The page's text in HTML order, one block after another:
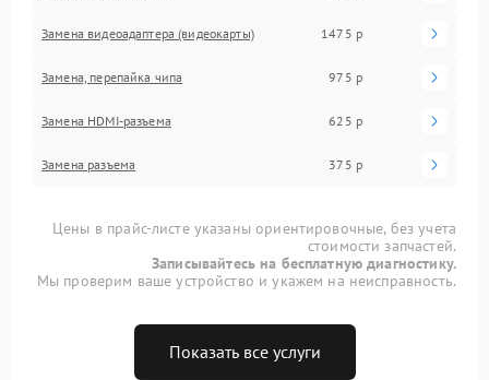
Замена видеоадаптера (видеокарты) 1475 р
Замена, перепайка чипа 975 р
Замена HDMI-разъема 625 р
Замена разъема 375 р
Цены в прайс-листе указаны ориентировочные, без учета
стоимости запчастей.
Записывайтесь на бесплатную диагностику.
Мы проверим ваше устройство и укажем на неисправность.
Показать все услуги